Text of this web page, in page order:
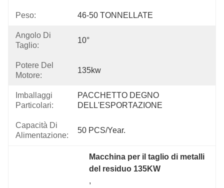
Peso: 46-50 TONNELLATE
Angolo Di
Taglio:
10°
Potere Del
Motore:
135kw
Imballaggi
Particolari:
PACCHETTO DEGNO
DELL'ESPORTAZIONE
Capacità Di
Alimentazione:
50 PCS/Year.
Macchina per il taglio di metalli
del residuo 135KW
,